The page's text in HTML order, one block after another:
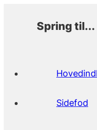
Spring til...
Sidefod